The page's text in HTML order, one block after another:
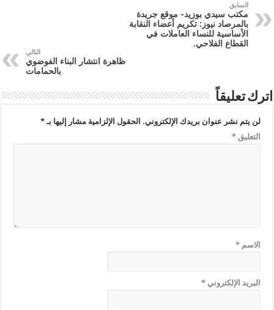
السابق
مكتب سيدي بوزيد- موقع جريدة
بالمرصاد نيوز: تكريم أعضاء النقابة
الأساسية للنساء العاملات في
القطاع الفلاحي.
التالي
ظاهرة انتشار البناء الفوضوي
بالحمامات
اترك تعليقاً
لن يتم نشر عنوان بريدك الإلكتروني. الحقول الإلزامية مشار إليها بـ*
التعليق*
الاسم*
البريد الإلكتروني*